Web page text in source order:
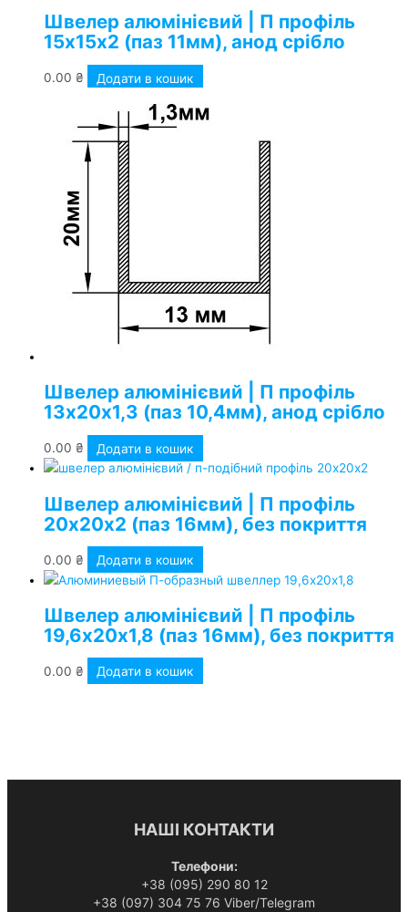
Швелер алюмінієвий | П профіль
15х15х2 (паз 11мм), анод срібло
0.00 ₴ Додати в кошик
Швелер алюмінієвий | П профіль
13х20х1,3 (паз 10,4мм), анод срібло
0.00 ₴ Додати в кошик
Швелер алюмінієвий | П профіль
20х20х2 (паз 16мм), без покриття
0.00 ₴ Додати в кошик
Швелер алюмінієвий | П профіль
19,6х20х1,8 (паз 16мм), без покриття
0.00 ₴ Додати в кошик
НАШІ КОНТАКТИ
Телефони:
+38 (095) 290 80 12
+38 (097) 304 75 76 Viber/Telegram